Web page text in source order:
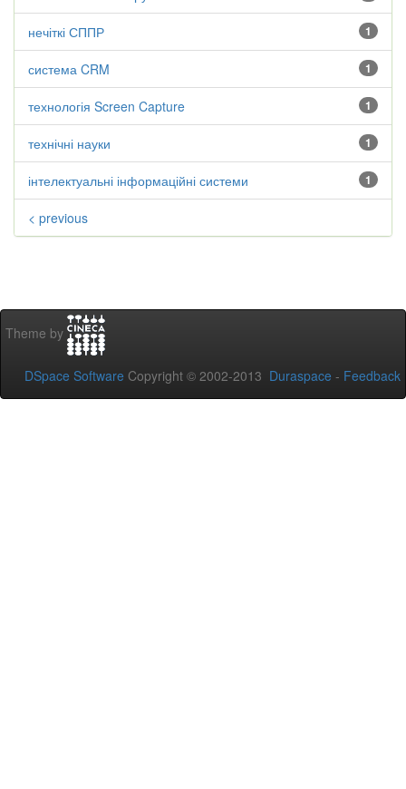
1
нечіткі СППР
1
система CRM
1
технологія Screen Capture
1
технічні науки
1
інтелектуальні інформаційні системи
< previous
Theme by
DSpace Software Copyright © 2002-2013 Duraspace - Feedback